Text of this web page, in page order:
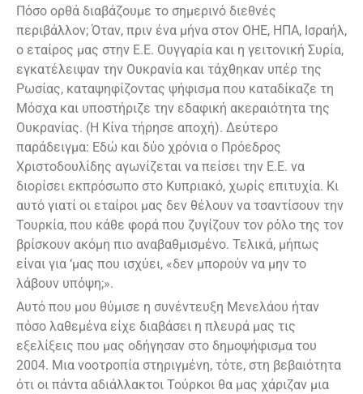
Πόσο ορθά διαβάζουμε το σημερινό διεθνές
περιβάλλον; Όταν, πριν ένα μήνα στον ΟΗΕ, ΗΠΑ, Ισραήλ,
ο εταίρος μας στην Ε.Ε. Ουγγαρία και η γειτονική Συρία,
εγκατέλειψαν την Ουκρανία και τάχθηκαν υπέρ της
Ρωσίας, καταψηφίζοντας ψήφισμα που καταδίκαζε τη
Μόσχα και υποστήριζε την εδαφική ακεραιότητα της
Ουκρανίας. (Η Κίνα τήρησε αποχή). Δεύτερο
παράδειγμα: Εδώ και δύο χρόνια ο Πρόεδρος
Χριστοδουλίδης αγωνίζεται να πείσει την Ε.Ε. να
διορίσει εκπρόσωπο στο Κυπριακό, χωρίς επιτυχία. Κι
αυτό γιατί οι εταίροι μας δεν θέλουν να τσαντίσουν την
Τουρκία, που κάθε φορά που ζυγίζουν τον ρόλο της τον
βρίσκουν ακόμη πιο αναβαθμισμένο. Τελικά, μήπως
είναι για ‘μας που ισχύει, «δεν μπορούν να μην το
λάβουν υπόψη;».
Αυτό που μου θύμισε η συνέντευξη Μενελάου ήταν
πόσο λαθεμένα είχε διαβάσει η πλευρά μας τις
εξελίξεις που μας οδήγησαν στο δημοψήφισμα του
2004. Μια νοοτροπία στηριγμένη, τότε, στη βεβαιότητα
ότι οι πάντα αδιάλλακτοι Τούρκοι θα μας χάριζαν μια